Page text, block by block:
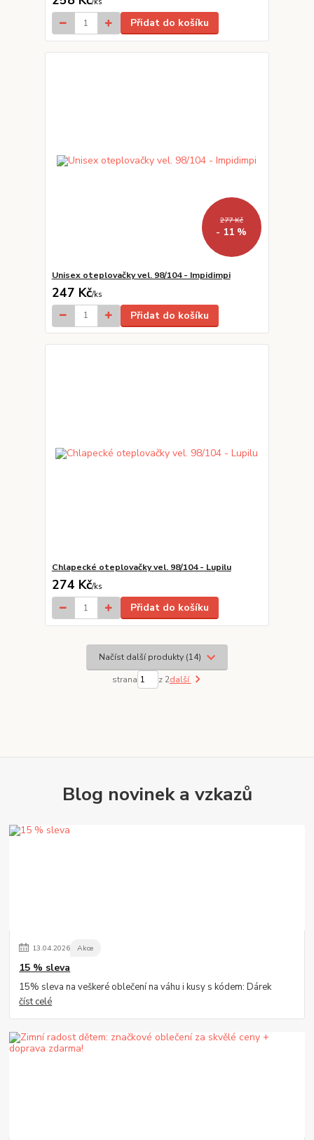
Přidat do košíku
277 Kč
- 11 %
Unisex oteplovačky vel. 98/104 - Impidimpi
247 Kč/ks
Přidat do košíku
Chlapecké oteplovačky vel. 98/104 - Lupilu
274 Kč/ks
Přidat do košíku
Načíst další produkty (14)
strana z 2další
Blog novinek a vzkazů
13.04.2026 Akce
15 % sleva
15% sleva na veškeré oblečení na váhu i kusy s kódem: Dárek
číst celé